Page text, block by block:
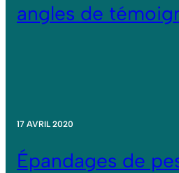
angles de
17 AVRIL 2020
Épandages de